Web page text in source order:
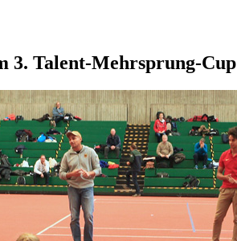
3. Talent-Mehrsprung-Cup